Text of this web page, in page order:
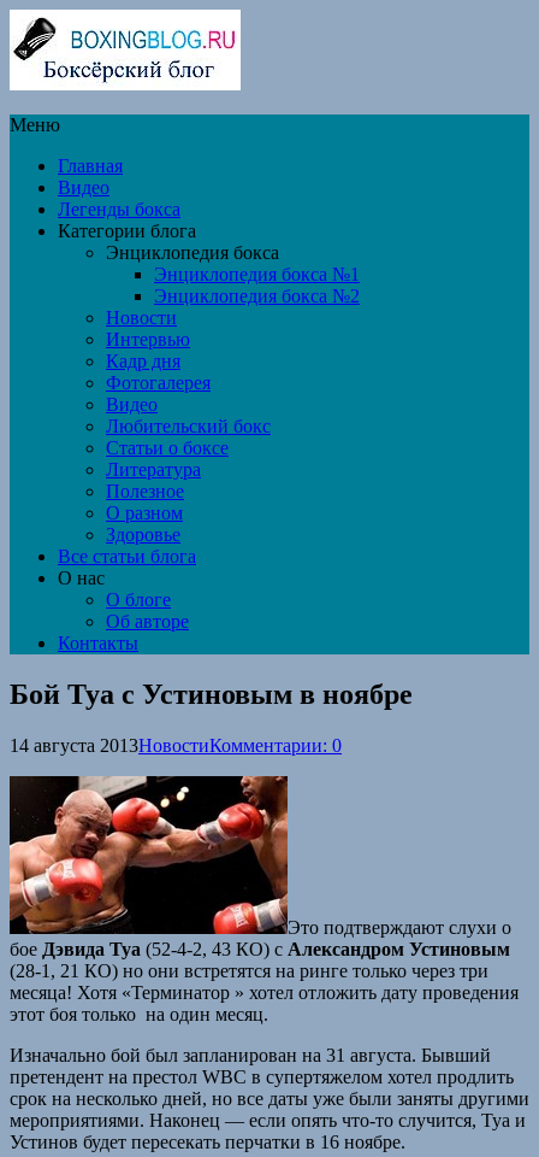
Меню
Главная
Видео
Легенды бокса
Категории блога
Энциклопедия бокса
Энциклопедия бокса №1
Энциклопедия бокса №2
Новости
Интервью
Кадр дня
Фотогалерея
Видео
Любительский бокс
Статьи о боксе
Литература
Полезное
О разном
Здоровье
Все статьи блога
О нас
О блоге
Об авторе
Контакты
Бой Туа с Устиновым в ноябре
14 августа 2013НовостиКомментарии: 0
Это подтверждают слухи о
бое Дэвида Туа (52-4-2, 43 КО) с Александром Устиновым
(28-1, 21 КО) но они встретятся на ринге только через три
месяца! Хотя «Терминатор » хотел отложить дату проведения
этот боя только на один месяц.
Изначально бой был запланирован на 31 августа. Бывший
претендент на престол WBC в супертяжелом хотел продлить
срок на несколько дней, но все даты уже были заняты другими
мероприятиями. Наконец — если опять что-то случится, Туа и
Устинов будет пересекать перчатки в 16 ноябре.